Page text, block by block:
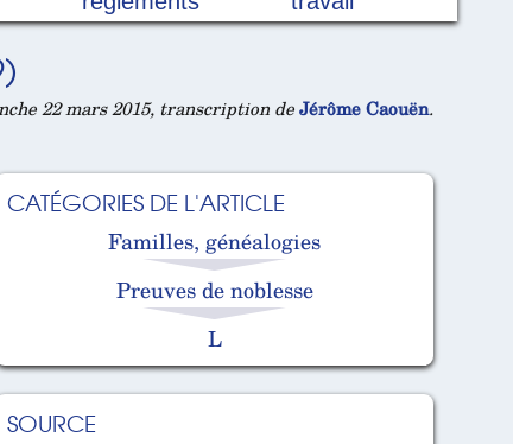
22 mars 2015, transcription deJérôme Caouën.
CATÉGORIES DE L'ARTICLE
Familles, généalogies
Preuves de noblesse
L
SOURCE